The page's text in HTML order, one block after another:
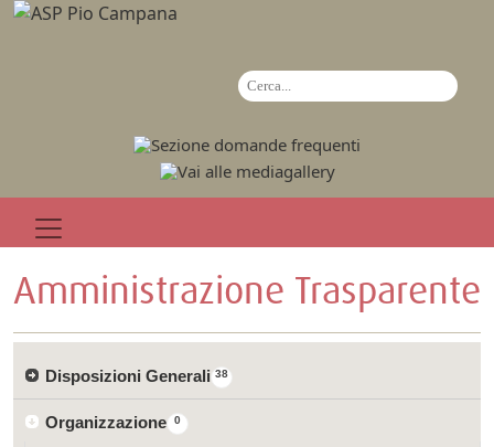
Amministrazione Trasparente
38
Disposizioni Generali
0
Organizzazione